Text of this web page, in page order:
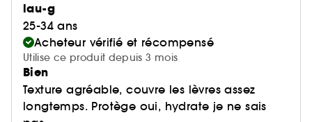
lau-g
25-34 ans
Acheteur vérifié et récompensé
Utilise ce produit depuis 3 mois
Bien
Texture agréable, couvre les lèvres assez
longtemps. Protège oui, hydrate je ne sais